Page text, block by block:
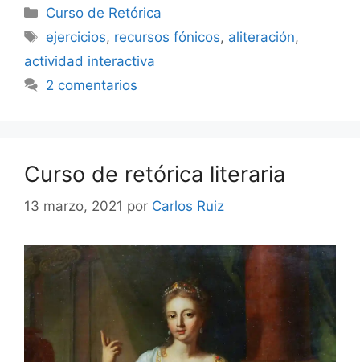
Categorías
Curso de Retórica
Etiquetas
ejercicios, recursos fónicos, aliteración,
actividad interactiva
2 comentarios
Curso de retórica literaria
13 marzo, 2021 por Carlos Ruiz